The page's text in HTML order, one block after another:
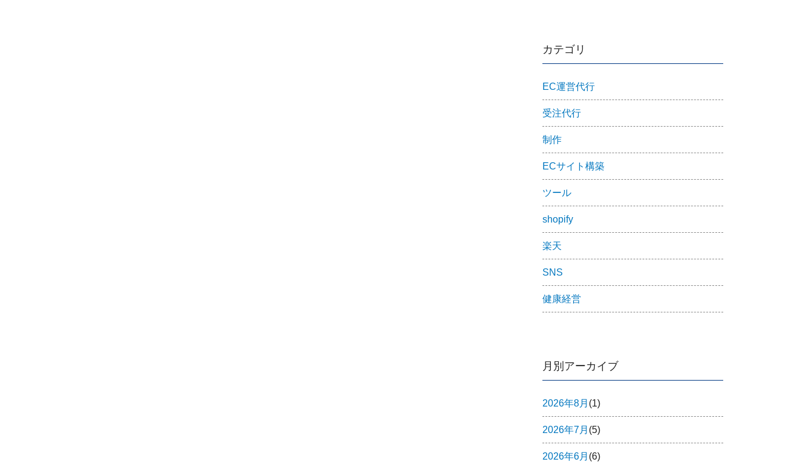
カテゴリ
EC運営代行
受注代行
制作
ECサイト構築
ツール
shopify
楽天
SNS
健康経営
月別アーカイブ
2026年8月 (1)
2026年7月 (5)
2026年6月 (6)